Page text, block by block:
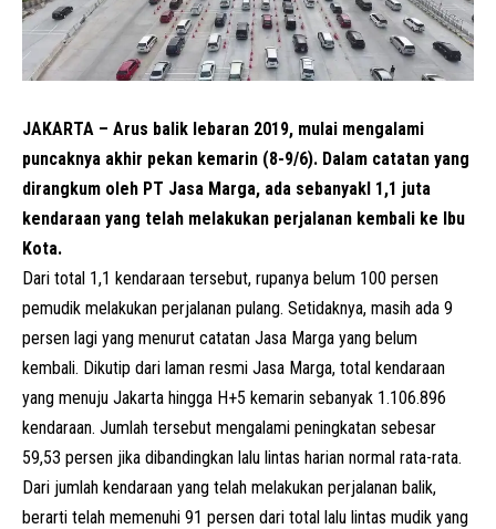
JAKARTA – Arus balik lebaran 2019, mulai mengalami
puncaknya akhir pekan kemarin (8-9/6). Dalam catatan yang
dirangkum oleh PT Jasa Marga, ada sebanyakl 1,1 juta
kendaraan yang telah melakukan perjalanan kembali ke Ibu
Kota.
Dari total 1,1 kendaraan tersebut, rupanya belum 100 persen
pemudik melakukan perjalanan pulang. Setidaknya, masih ada 9
persen lagi yang menurut catatan Jasa Marga yang belum
kembali. Dikutip dari laman resmi Jasa Marga, total kendaraan
yang menuju Jakarta hingga H+5 kemarin sebanyak 1.106.896
kendaraan. Jumlah tersebut mengalami peningkatan sebesar
59,53 persen jika dibandingkan lalu lintas harian normal rata-rata.
Dari jumlah kendaraan yang telah melakukan perjalanan balik,
berarti telah memenuhi 91 persen dari total lalu lintas mudik yang